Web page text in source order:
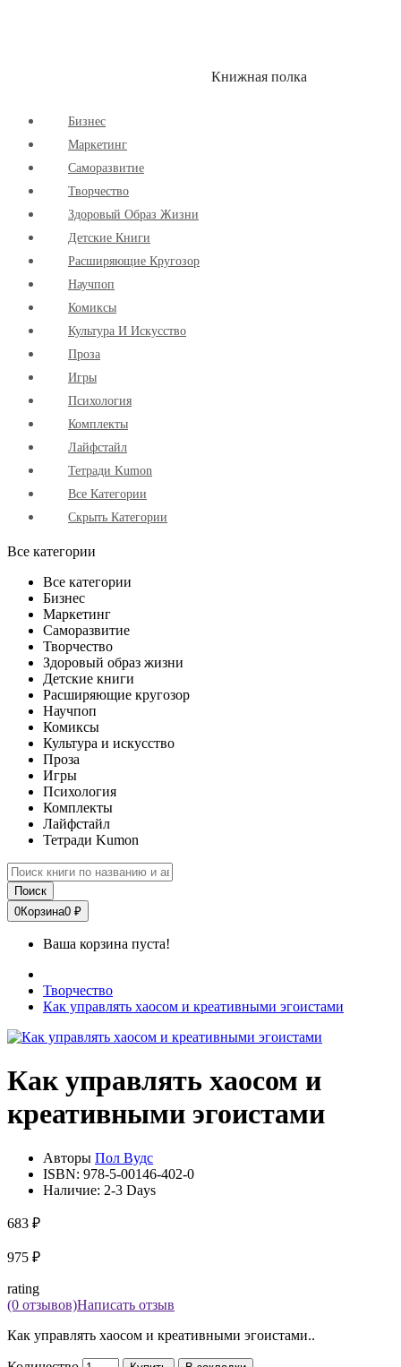
Книжная полка
Бизнес
Маркетинг
Cаморазвитие
Творчество
Здоровый Образ Жизни
Детские Книги
Расширяющие Кругозор
Научпоп
Комиксы
Культура И Искусство
Проза
Игры
Психология
Комплекты
Лайфстайл
Тетради Kumon
Все Категории
Скрыть Категории
Все категории
Все категории
Бизнес
Маркетинг
Саморазвитие
Творчество
Здоровый образ жизни
Детские книги
Расширяющие кругозор
Научпоп
Комиксы
Культура и искусство
Проза
Игры
Психология
Комплекты
Лайфстайл
Тетради Kumon
Поиск
0Корзина0 ₽
Ваша корзина пуста!
Творчество
Как управлять хаосом и креативными эгоистами
Как управлять хаосом и
креативными эгоистами
Авторы Пол Вудс
ISBN: 978-5-00146-402-0
Наличие: 2-3 Days
683 ₽
975 ₽
rating
(0 отзывов)Написать отзыв
Как управлять хаосом и креативными эгоистами..